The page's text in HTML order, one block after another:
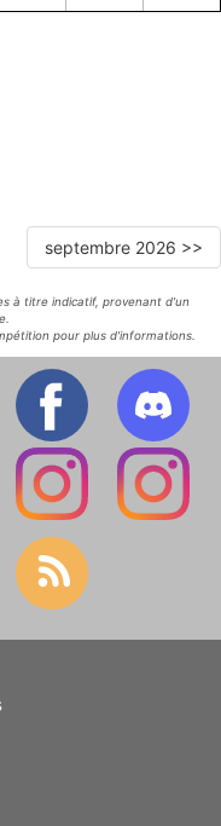
septembre 2026 >>
à titre indicatif, provenant d'un
pour plus d'informations.